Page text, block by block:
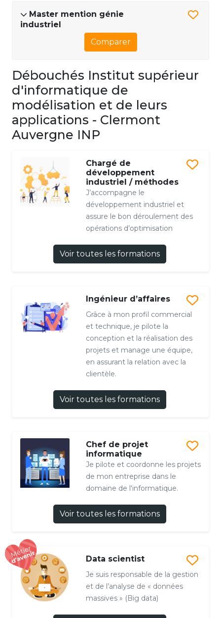
Master mention génie
industriel
Comparer
Débouchés Institut supérieur
d'informatique de
modélisation et de leurs
applications - Clermont
Auvergne INP
Chargé de
développement
industriel / méthodes
J’accompagne le
développement industriel et
assure le bon déroulement des
opérations d’optimisation
Voir toutes les formations
Ingénieur d’affaires
Grâce à mon profil commercial
et technique, je pilote la
conception et la réalisation des
projets et manage une équipe,
en assurant la relation avec la
clientèle.
Voir toutes les formations
Chef de projet
informatique
Je pilote et coordonne les projets
de mon entreprise dans le
domaine de l'informatique.
Voir toutes les formations
Data scientist
Je suis responsable de la gestion
et de l’analyse de « données
massives » (Big data)